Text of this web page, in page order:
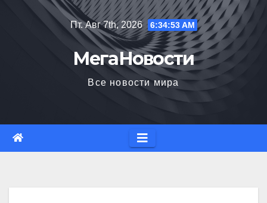
Пт. Авг 7th, 2026 6:34:54 AM
МегаНовости
Все новости мира